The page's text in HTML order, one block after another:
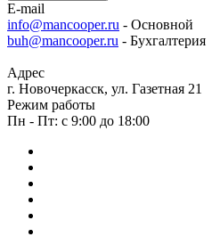
E-mail
info@mancooper.ru - Основной
buh@mancooper.ru - Бухгалтерия
Адрес
г. Новочеркасск, ул. Газетная 21
Режим работы
Пн - Пт: с 9:00 до 18:00